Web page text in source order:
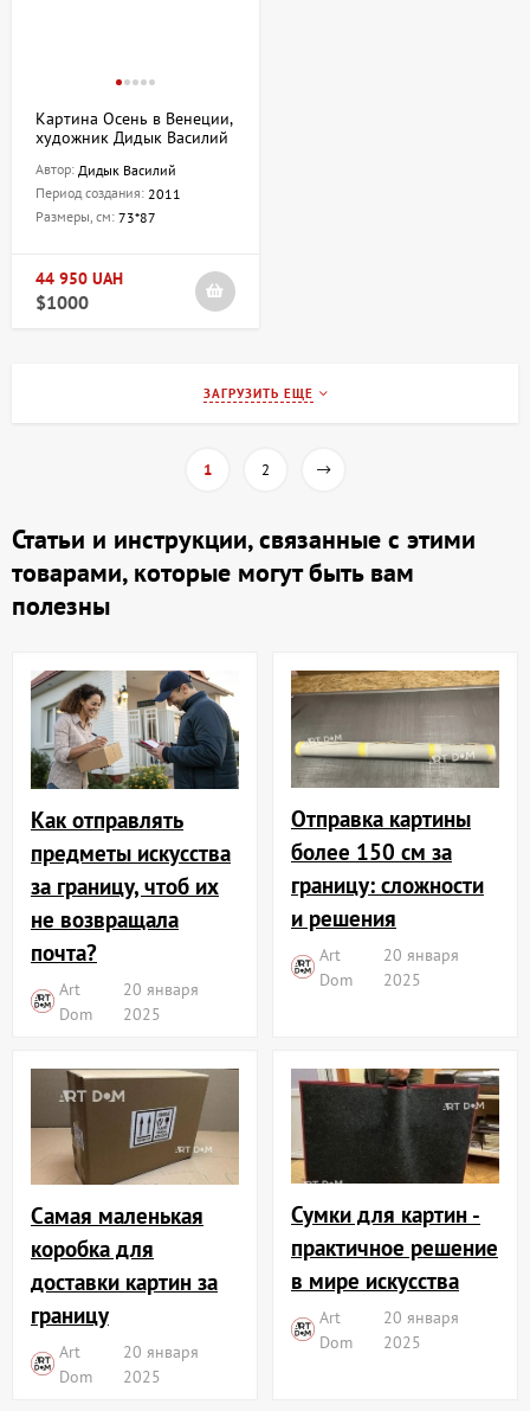
Картина Осень в Венеции,
художник Дидык Василий
Автор: Дидык Василий
Период создания: 2011
Размеры, см: 73*87
44 950 UAH
$1000
ЗАГРУЗИТЬ ЕЩЕ
1 2
Статьи и инструкции, связанные с этими
товарами, которые могут быть вам
полезны
Как отправлять
предметы искусства
за границу, чтоб их
не возвращала
почта?
Art
Dom
20 января
2025
Отправка картины
более 150 см за
границу: сложности
и решения
Art
Dom
20 января
2025
Самая маленькая
коробка для
доставки картин за
границу
Art
Dom
20 января
2025
Сумки для картин -
практичное решение
в мире искусства
Art
Dom
20 января
2025